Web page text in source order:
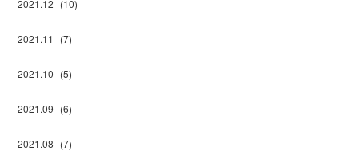
2021.12 (10)
2021.11 (7)
2021.10 (5)
2021.09 (6)
2021.08 (7)